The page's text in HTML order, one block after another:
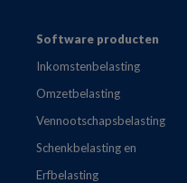
FooterSoftware producten
Inkomstenbelasting
Omzetbelasting
Vennootschapsbelasting
Schenkbelasting en
Erfbelasting